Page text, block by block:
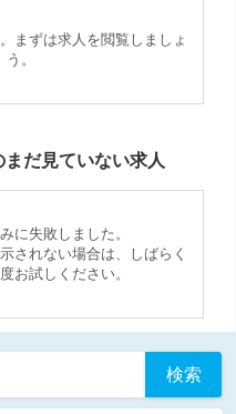
まずは求人を閲覧しましょ
う。
だ見ていない求人
に失敗しました。
されない場合は、しばらく
お試しください。
検索